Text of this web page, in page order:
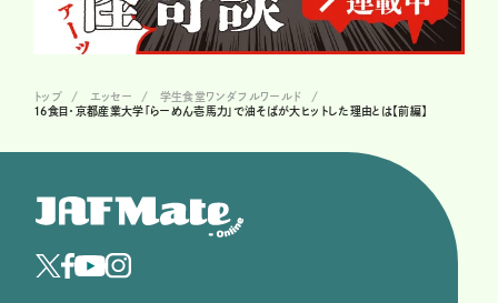
トップ エッセー
学生食堂ワンダフルワールド
16食目・京都産業大学「らーめん壱馬力」で油そばが大ヒットした理由とは【前編】